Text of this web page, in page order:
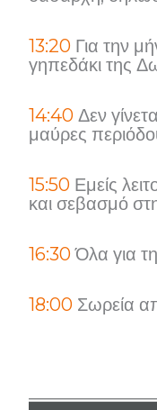
13:20 Για την
γηπεδάκι της
14:40 Δεν
μαύρες
15:50 Εμείς
και σεβασμό
16:30Όλα για
18:00 Σωρεία